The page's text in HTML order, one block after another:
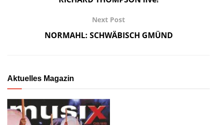
Next Post
NORMAHL: SCHWÄBISCH GMÜND
Aktuelles Magazin